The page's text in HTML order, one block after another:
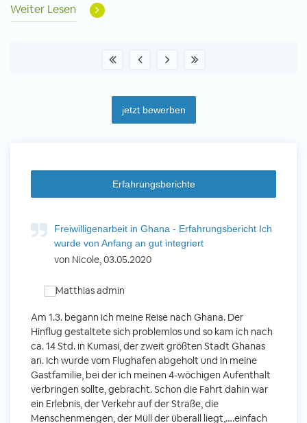
Weiter Lesen
jetzt bewerben
Erfahrungsberichte
Freiwilligenarbeit in Ghana - Erfahrungsbericht Ich
wurde von Anfang an gut integriert
von Nicole, 03.05.2020
Am 1.3. begann ich meine Reise nach Ghana. Der
Hinflug gestaltete sich problemlos und so kam ich nach
ca. 14 Std. in Kumasi, der zweit größten Stadt Ghanas
an. Ich wurde vom Flughafen abgeholt und in meine
Gastfamilie, bei der ich meinen 4-wöchigen Aufenthalt
verbringen sollte, gebracht. Schon die Fahrt dahin war
ein Erlebnis, der Verkehr auf der Straße, die
Menschenmengen, der Müll der überall liegt,….einfach